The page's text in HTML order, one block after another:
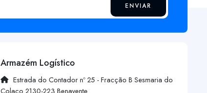
ENVIAR
Armazém Logístico
Estrada do Contador nº 25 - Fracção B Sesmaria do